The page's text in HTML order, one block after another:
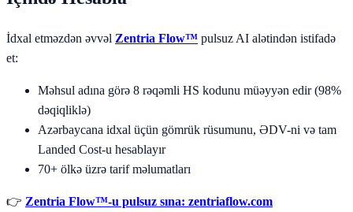
İdxal etməzdən əvvəl Zentria Flow™ pulsuz AI alətindən istifadə
et:
Məhsul adına görə 8 rəqəmli HS kodunu müəyyən edir (98%
dəqiqliklə)
Azərbaycana idxal üçün gömrük rüsumunu, ƏDV-ni və tam
Landed Cost-u hesablayır
70+ ölkə üzrə tarif məlumatları
👉 Zentria Flow™-u pulsuz sına: zentriaflow.com